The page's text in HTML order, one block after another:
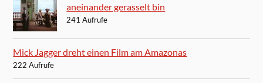
aneinander gerasselt bin
241 Aufrufe
Mick Jagger dreht einen Film am Amazonas
222 Aufrufe